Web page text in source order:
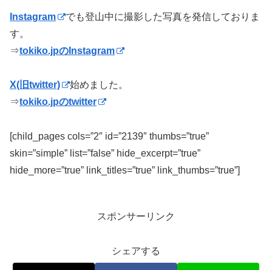
Instagram
でも登山中に撮影した写真を発信しておりま
す。
⇒tokiko.jpのInstagram
X(旧twitter)
始めました。
⇒tokiko.jpのtwitter
[child_pages cols=”2″ id=”2139″ thumbs=”true”
skin=”simple” list=”false” hide_excerpt=”true”
hide_more=”true” link_titles=”true” link_thumbs=”true”]
スポンサーリンク
シェアする